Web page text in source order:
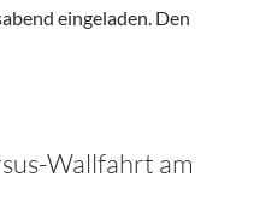
eingeladen. Den
Wallfahrt am